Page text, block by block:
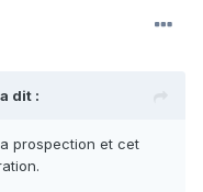
a dit :
prospection et cet